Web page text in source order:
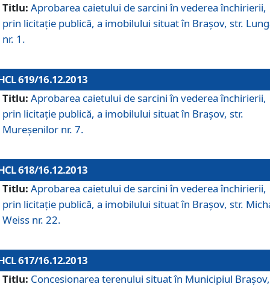
Titlu: Aprobarea caietului de sarcini în vederea închirierii,
prin licitaţie publică, a imobilului situat în Braşov, str.
nr. 1.
619/16.12.2013
Titlu: Aprobarea caietului de sarcini în vederea închirierii,
prin licitaţie publică, a imobilului situat în Braşov, str.
Mureşenilor nr. 7.
618/16.12.2013
Titlu: Aprobarea caietului de sarcini în vederea închirierii,
prin licitaţie publică, a imobilului situat în Braşov, str.
Weiss nr. 22.
617/16.12.2013
Titlu: Concesionarea terenului situat în Municipiul